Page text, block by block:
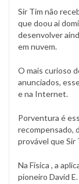
Sir Tim não
que doou ai
desenvolver
em nuvem.
O mais curioso
anunciados,
e na Internet.
Porventura é
recompensado,
provável que Sir
Na Física , a
pioneiro David